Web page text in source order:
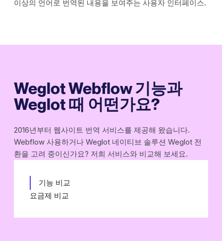
Weglot Webflow 기능과
Weglot 때 어떤가요?
2016년부터 웹사이트 번역 서비스를 제공해 왔습니다.
Webflow 사용하거나 Weglot 네이티브 솔루션 Weglot 전
환을 고려 중이신가요? 저희 서비스와 비교해 보세요.
기능 비교
요금제 비교